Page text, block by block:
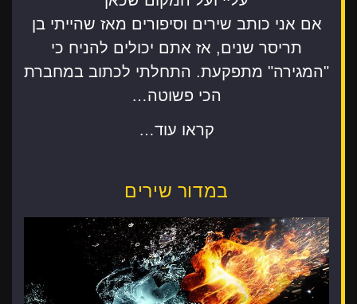
אם אני כותב שירים וסיפורים מאז שהייתי בן
תריסר שנים, אז אתם יכולים להניח כי
"המגירה" מתפקעת. התחלתי לכתוב במחברת
הכי פשוטה…
קראו עוד…
במדור שירים